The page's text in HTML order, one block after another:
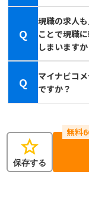
Q
現職の求人
ことで現職
しまいますか
Q
マイナビコ
ですか？
star
保存する